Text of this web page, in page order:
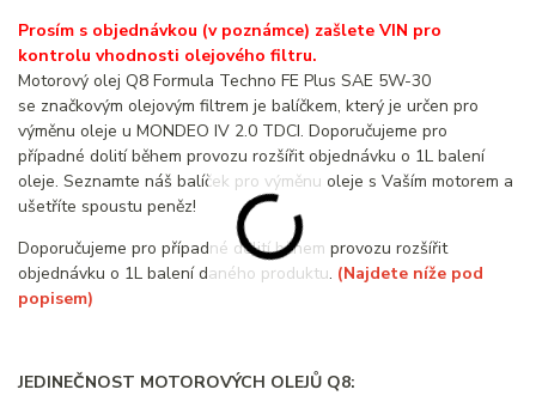
Prosím s objednávkou (v poznámce) zašlete VIN pro
kontrolu vhodnosti olejového filtru.
Motorový olej Q8 Formula Techno FE Plus SAE 5W-30
se značkovým olejovým filtrem je balíčkem, který je určen pro
výměnu oleje u MONDEO IV 2.0 TDCI. Doporučujeme pro
případné dolití během provozu rozšířit objednávku o 1L balení
oleje. Seznamte náš balíček pro výměnu oleje s Vaším motorem a
ušetříte spoustu peněz!
Doporučujeme pro případné dolití během provozu rozšířit
objednávku o 1L balení daného produktu. (Najdete níže pod
popisem)
JEDINEČNOST MOTOROVÝCH OLEJŮ Q8: